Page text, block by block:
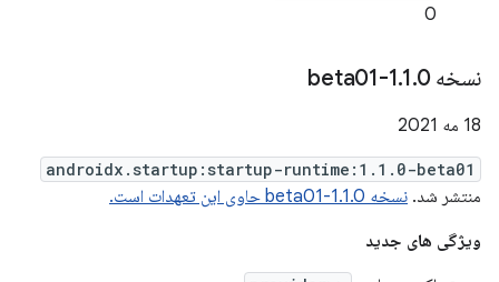
0
نسخه 1 .1.0-beta01
18 مه 2021
androidx.startup:startup-runtime:1.1.0-beta01
منتشر شد. نسخه 1.1.0-beta01 حاوی این تعهدات است.
ویژگی های جدید